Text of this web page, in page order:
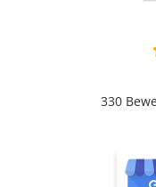
330